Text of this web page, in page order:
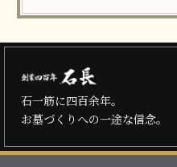
石一筋に四百余年。
お墓づくりへの一途な信念。